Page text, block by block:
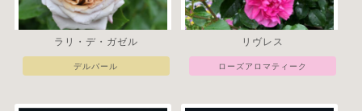
ラリ・デ・ガゼル
デルバール
リヴレス
ローズアロマティーク